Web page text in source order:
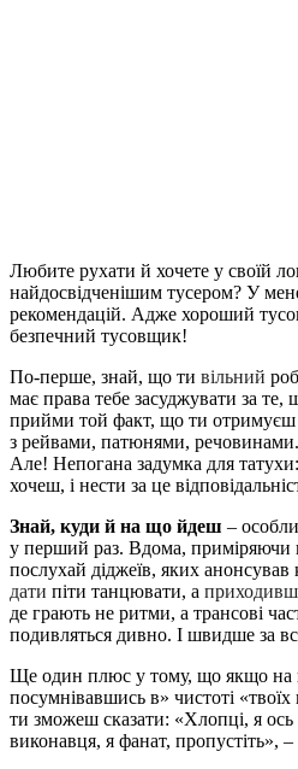
Любите рухати й хочете у своїй
найдосвідченішим тусером? У
рекомендацій. Адже хороший
безпечний тусовщик!
По-перше, знай, що ти вільний
має права тебе засуджувати за
прийми той факт, що ти отримуєш
з рейвами, патюнями,
Але! Непогана задумка для
хочеш, і нести за це
Знай, куди й на що йдеш –
у перший раз. Вдома, приміряючи
послухай діджеїв, яких анонсував
дати піти танцювати, а
де грають не ритми, а трансові
подивляться дивно. І швидше за
Ще один плюс у тому, що якщо на
посумнівавшись в» чистоті «твоїх
ти зможеш сказати: «Хлопці, я
виконавця, я фанат, пропустіть»,